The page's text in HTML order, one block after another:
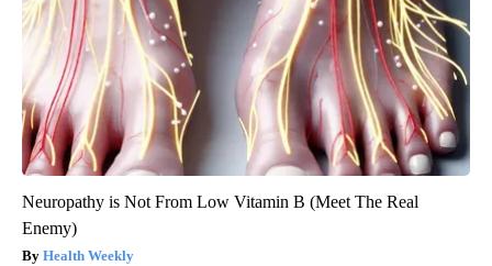
Neuropathy is Not From Low Vitamin B (Meet The Real
Enemy)
Health Weekly